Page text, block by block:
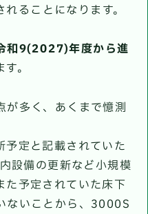
れることになります。
和9(2027)年度から進
。
が多く、あくまで憶測
予定と記載されていた
設備の更新など小規模
た予定されていた床下
ないことから、3000S